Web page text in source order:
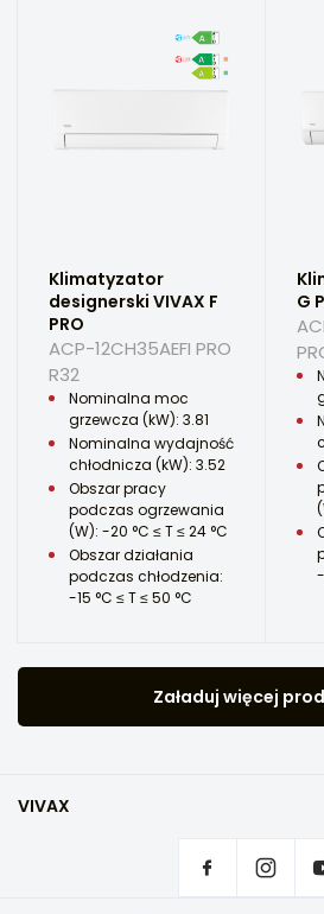
Klimatyzator
designerski VIVAX F
PRO
ACP-12CH35AEFI PRO
R32
Nominalna moc
grzewcza (kW): 3.81
Nominalna wydajność
chłodnicza (kW): 3.52
Obszar pracy
podczas ogrzewania
(W): -20 °C ≤ T ≤ 24 °C
Obszar działania
podczas chłodzenia:
-15 °C ≤ T ≤ 50 °C
G
Załaduj więcej
VIVAX
Gdzie kupić produkty VIVAX?